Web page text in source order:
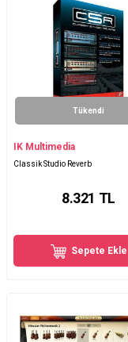
Tükendi
IK Multimedia
Classik Studio Reverb
8.321 TL
Sepete Ekle